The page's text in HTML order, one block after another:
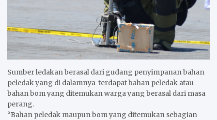
Sumber ledakan berasal dari gudang penyimpanan bahan
peledak yang di dalamnya terdapat bahan peledak atau
bahan bom yang ditemukan warga yang berasal dari masa
perang.
“Bahan peledak maupun bom yang ditemukan sebagian